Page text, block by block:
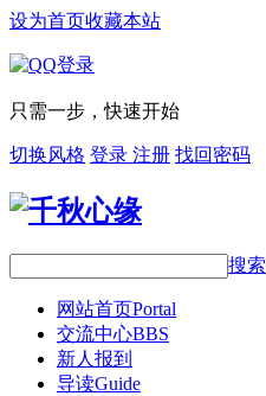
设为首页收藏本站
只需一步，快速开始
切换风格 登录 注册 找回密码
搜索
网站首页Portal
交流中心BBS
新人报到
导读Guide